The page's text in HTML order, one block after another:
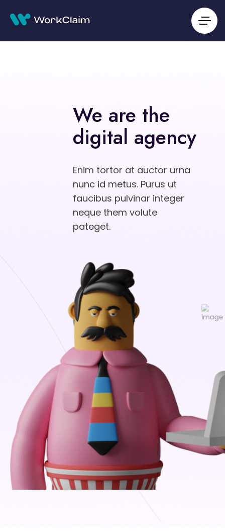
We are the
digital agency
Enim tortor at auctor urna
nunc id metus. Purus ut
faucibus pulvinar integer
neque them volute
pateget.